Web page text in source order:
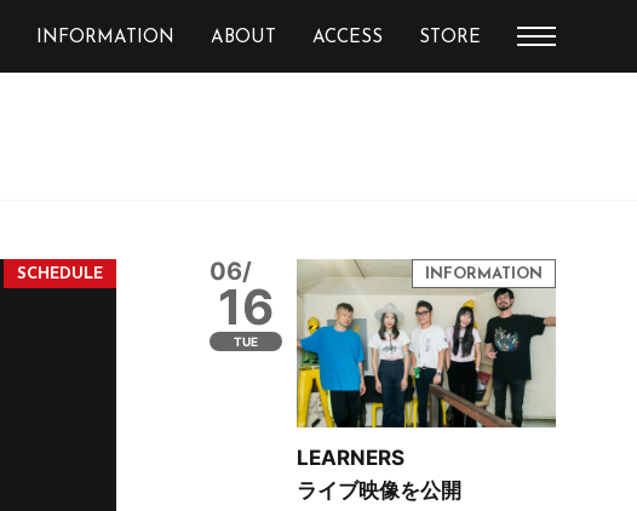
INFORMATION ABOUT ACCESS STORE
06/
16
TUE
LEARNERS
ライブ映像を公開